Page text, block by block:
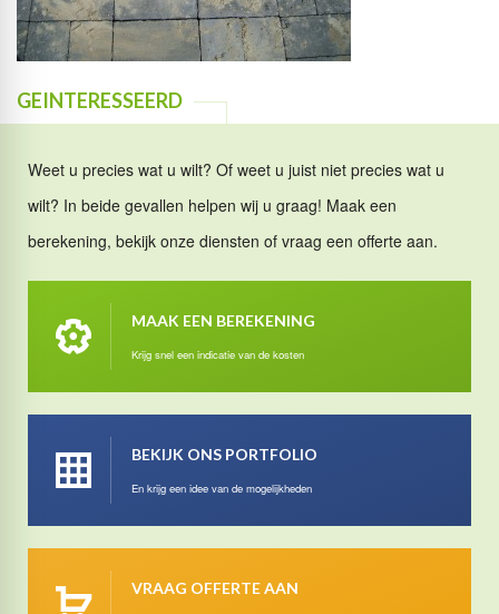
GEINTERESSEERD
Weet u precies wat u wilt? Of weet u juist niet precies wat u
wilt? In beide gevallen helpen wij u graag! Maak een
berekening, bekijk onze diensten of vraag een offerte aan.
MAAK EEN BEREKENING
Krijg snel een indicatie van de kosten
BEKIJK ONS PORTFOLIO
En krijg een idee van de mogelijkheden
VRAAG OFFERTE AAN